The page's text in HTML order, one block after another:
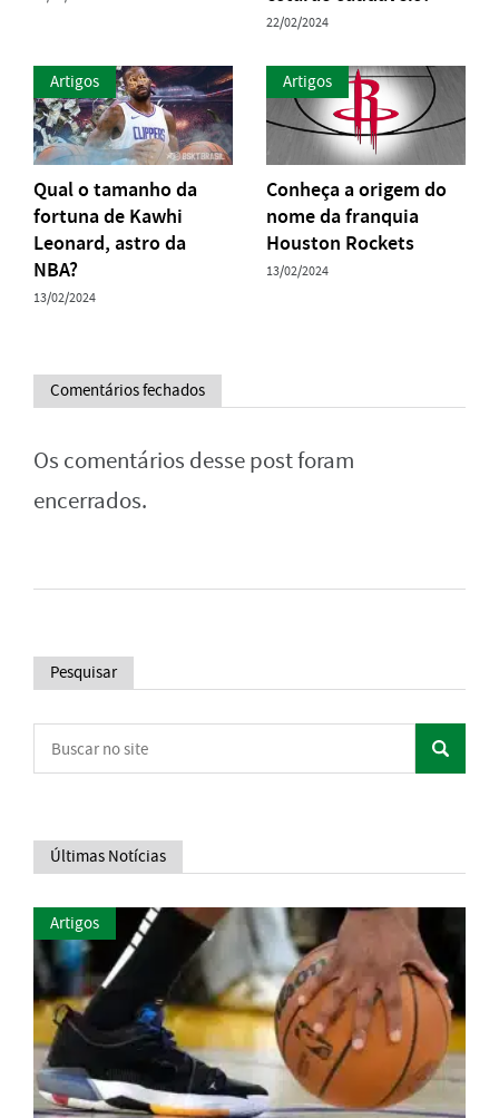
22/02/2024
Artigos
Qual o tamanho da
fortuna de Kawhi
Leonard, astro da
NBA?
13/02/2024
Artigos
Conheça a origem do
nome da franquia
Houston Rockets
13/02/2024
Comentários fechados
Os comentários desse post foram
encerrados.
Pesquisar
Últimas Notícias
Artigos